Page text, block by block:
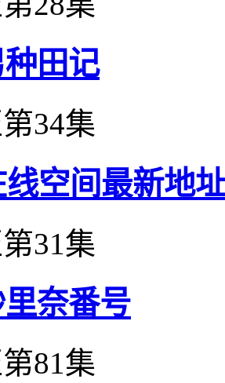
田记
34集
线空间最新地
31集
奈番号
81集